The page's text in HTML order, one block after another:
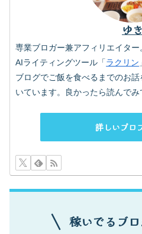
ゆき
専業ブロガー兼アフィリエイター
AIライティングツール「ラクリン
ブログでご飯を食べるまでのお
いています。良かったら読んでみ
詳しいプロ
稼いでるブ